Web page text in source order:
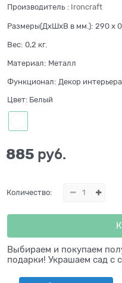
Производитель : Ironcraft
Размеры(ДхШхВ в мм.): 290 x
Вес: 0,2 кг.
Материал: Металл
Функционал: Декор интерьера
Цвет: Белый
885 руб.
Количество:
Выбираем и покупаем
подарки! Украшаем сад с